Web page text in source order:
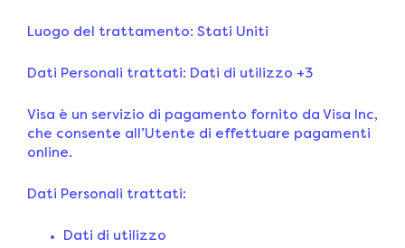
Luogo del trattamento: Stati Uniti
Dati Personali trattati: Dati di utilizzo +3
Visa è un servizio di pagamento fornito da Visa Inc,
che consente all’Utente di effettuare pagamenti
online.
Dati Personali trattati:
Dati di utilizzo